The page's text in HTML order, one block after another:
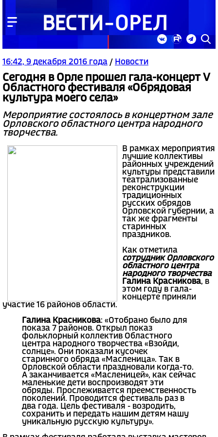
16:42, 9 декабря 2016 года / Новости
Сегодня в Орле прошел гала-концерт V
Областного фестиваля «Обрядовая
культура моего села»
Мероприятие состоялось в концертном зале
Орловского областного центра народного
творчества.
В рамках мероприятия
лучшие коллективы
районных учреждений
культуры представили
театрализованные
реконструкции
традиционных
русских обрядов
Орловской губернии, а
так же фрагменты
старинных
праздников.
Как отметила
сотрудник Орловского
областного центра
народного творчества
Галина Красникова, в
этом году в гала-
концерте приняли
участие 16 районов области.
Галина Красникова: «Отобрано было для
показа 7 районов. Открыл показ
фольклорный коллектив Областного
центра народного творчества «Взойди,
солнце». Они показали кусочек
старинного обряда «Масленица». Так в
Орловской области праздновали когда-то.
А заканчивается «Масленицей», как сейчас
маленькие дети воспроизводят эти
обряды. Прослеживается преемственность
поколений. Проводится фестиваль раз в
два года. Цель фестиваля - возродить,
сохранить и передать нашим детям нашу
уникальную русскую культуру».